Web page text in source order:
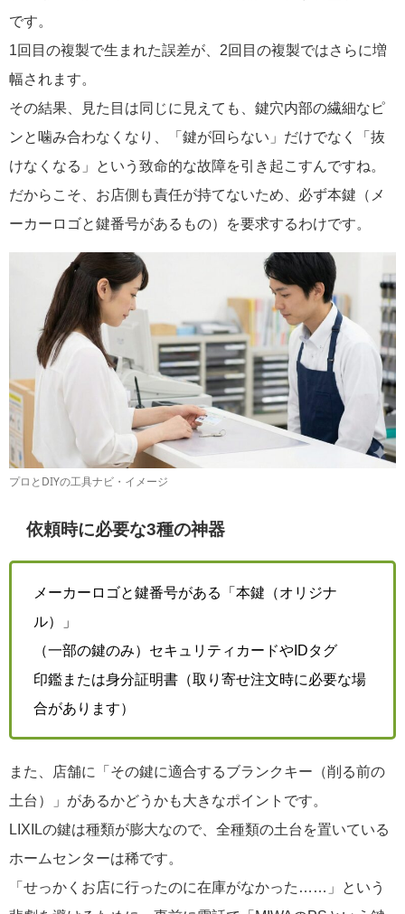
です。
1回目の複製で生まれた誤差が、2回目の複製ではさらに増
幅されます。
その結果、見た目は同じに見えても、鍵穴内部の繊細なピ
ンと噛み合わなくなり、「鍵が回らない」だけでなく「抜
けなくなる」という致命的な故障を引き起こすんですね。
だからこそ、お店側も責任が持てないため、必ず本鍵（メ
ーカーロゴと鍵番号があるもの）を要求するわけです。
プロとDIYの工具ナビ・イメージ
依頼時に必要な3種の神器
メーカーロゴと鍵番号がある「本鍵（オリジナ
ル）」
（一部の鍵のみ）セキュリティカードやIDタグ
印鑑または身分証明書（取り寄せ注文時に必要な場
合があります）
また、店舗に「その鍵に適合するブランクキー（削る前の
土台）」があるかどうかも大きなポイントです。
LIXILの鍵は種類が膨大なので、全種類の土台を置いている
ホームセンターは稀です。
「せっかくお店に行ったのに在庫がなかった……」という